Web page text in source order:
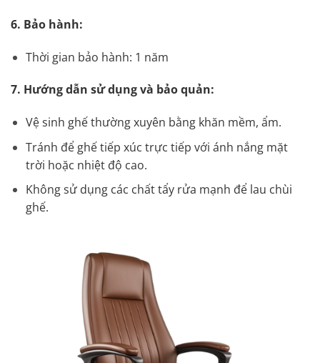
6. Bảo hành:
Thời gian bảo hành: 1 năm
7. Hướng dẫn sử dụng và bảo quản:
Vệ sinh ghế thường xuyên bằng khăn mềm, ẩm.
Tránh để ghế tiếp xúc trực tiếp với ánh nắng mặt
trời hoặc nhiệt độ cao.
Không sử dụng các chất tẩy rửa mạnh để lau chùi
ghế.